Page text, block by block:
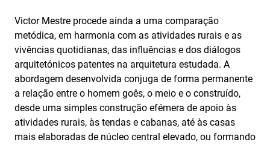
Victor Mestre procede ainda a uma comparação
metódica, em harmonia com as atividades rurais e as
vivências quotidianas, das influências e dos diálogos
arquitetónicos patentes na arquitetura estudada. A
abordagem desenvolvida conjuga de forma permanente
a relação entre o homem goês, o meio e o construído,
desde uma simples construção efémera de apoio às
atividades rurais, às tendas e cabanas, até às casas
mais elaboradas de núcleo central elevado, ou formando